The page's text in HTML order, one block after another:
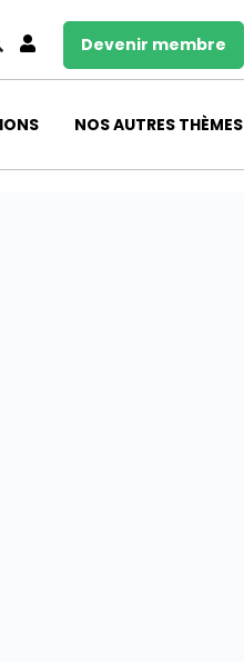
Devenir membre
NOS AUTRES THÈMES